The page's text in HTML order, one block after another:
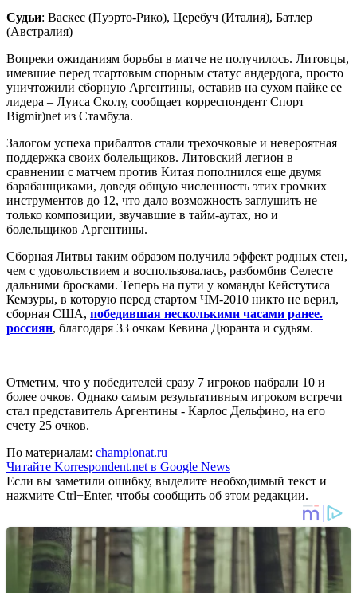
Судьи: Васкес (Пуэрто-Рико), Церебуч (Италия), Батлер
(Австралия)
Вопреки ожиданиям борьбы в матче не получилось. Литовцы,
имевшие перед тсартовым спорным статус андердога, просто
уничтожили сборную Аргентины, оставив на сухом пайке ее
лидера – Луиса Сколу, сообщает корреспондент Спорт
Bigmir)net из Стамбула.
Залогом успеха прибалтов стали трехочковые и невероятная
поддержка своих болельщиков. Литовский легион в
сравнении с матчем против Китая пополнился еще двумя
барабанщиками, доведя общую численность этих громких
инструментов до 12, что дало возможность заглушить не
только композиции, звучавшие в тайм-аутах, но и
болельщиков Аргентины.
Сборная Литвы таким образом получила эффект родных стен,
чем с удовольствием и воспользовалась, разбомбив Селесте
дальними бросками. Теперь на пути у команды Кейстутиса
Кемзуры, в которую перед стартом ЧМ-2010 никто не верил,
сборная США, победившая несколькими часами ранее.
россиян, благодаря 33 очкам Кевина Дюранта и судьям.
Отметим, что у победителей сразу 7 игроков набрали 10 и
более очков. Однако самым результативным игроком встречи
стал представитель Аргентины - Карлос Дельфино, на его
счету 25 очков.
По материалам: championat.ru
Читайте Korrespondent.net в Google News
Если вы заметили ошибку, выделите необходимый текст и
нажмите Ctrl+Enter, чтобы сообщить об этом редакции.